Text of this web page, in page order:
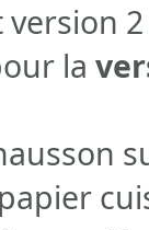
version 2
la